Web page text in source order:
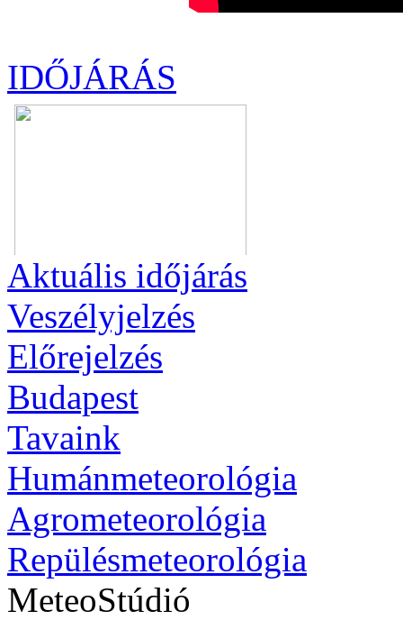
IDŐJÁRÁS
Aktuális időjárás
Veszélyjelzés
Előrejelzés
Budapest
Tavaink
Humánmeteorológia
Agrometeorológia
Repülésmeteorológia
MeteoStúdió